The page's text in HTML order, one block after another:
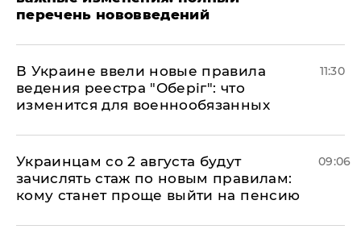
перечень нововведений
В Украине ввели новые правила
ведения реестра "Оберіг": что
изменится для военнообязанных
11:30
Украинцам со 2 августа будут
зачислять стаж по новым правилам:
кому станет проще выйти на пенсию
09:06